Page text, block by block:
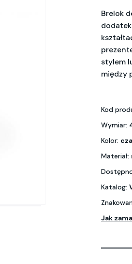
Brelok
stylem
między
Kod
Wymiar:
Kolor:
Materiał:
Katalog:
Jak